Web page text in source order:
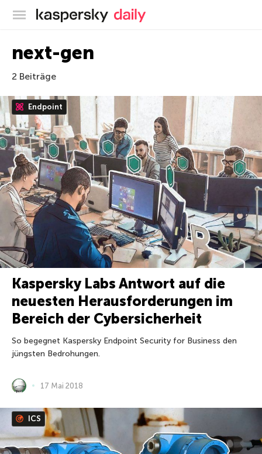
Offizieller Blog von Kaspersky
next-gen
2 Beiträge
Endpoint
Kaspersky Labs Antwort auf die
neuesten Herausforderungen im
Bereich der Cybersicherheit
So begegnet Kaspersky Endpoint Security for Business den
jüngsten Bedrohungen.
17 Mai 2018
ICS